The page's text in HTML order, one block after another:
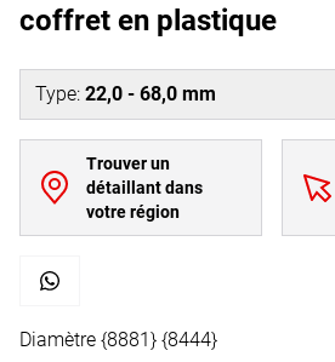
coffret en plastique
Type: 22,0 - 68,0 mm
Trouver un
détaillant dans
votre région
Diamètre {8881} {8444}